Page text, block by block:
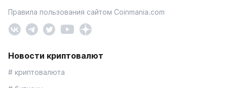
Правила пользования сайтом Coinmania.com
Новости криптовалют
# криптовалюта